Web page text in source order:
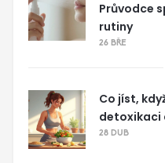
Průvodce
rutiny
26 BŘE
Co jíst,
detoxikaci
28 DUB